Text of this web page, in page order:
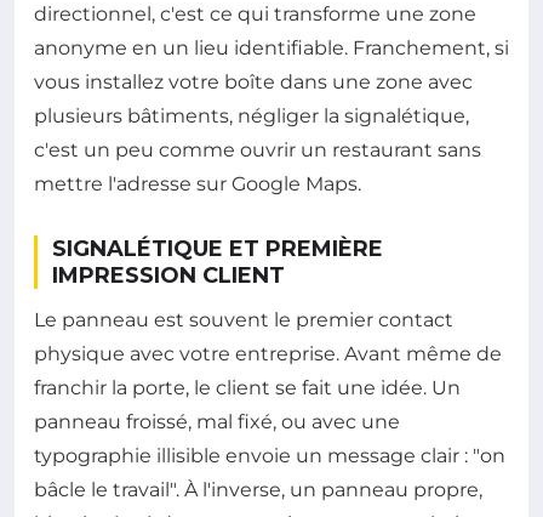
directionnel, c'est ce qui transforme une zone
anonyme en un lieu identifiable. Franchement, si
vous installez votre boîte dans une zone avec
plusieurs bâtiments, négliger la signalétique,
c'est un peu comme ouvrir un restaurant sans
mettre l'adresse sur Google Maps.
SIGNALÉTIQUE ET PREMIÈRE
IMPRESSION CLIENT
Le panneau est souvent le premier contact
physique avec votre entreprise. Avant même de
franchir la porte, le client se fait une idée. Un
panneau froissé, mal fixé, ou avec une
typographie illisible envoie un message clair : "on
bâcle le travail". À l'inverse, un panneau propre,